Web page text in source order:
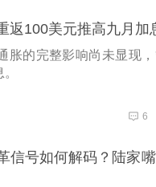
返100美元推高九月加
胀的完整影响尚未显现
6
信号如何解码？陆家